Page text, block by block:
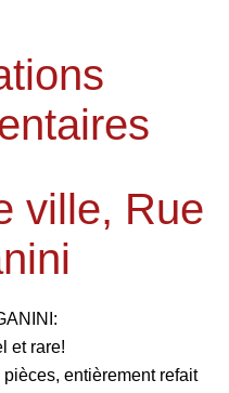
ville, Rue
et rare!
entièrement refait